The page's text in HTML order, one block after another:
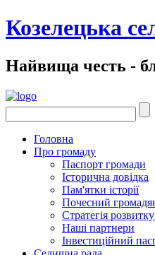
Козелецька
Найвища честь -
Головна
Про громаду
Паспорт громади
Історична довідка
Пам'ятки історії
Почесний
Стратегія
Наші партнери
Інвестиційний